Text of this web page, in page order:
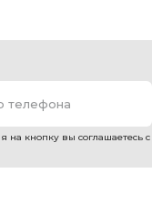
телефона
на кнопку вы соглашаетесь с